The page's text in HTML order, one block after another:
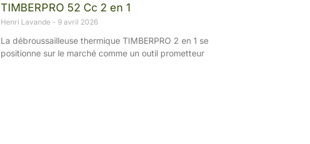
TIMBERPRO 52 Cc 2 en 1
Henri Lavande 9 avril 2026
La débroussailleuse thermique TIMBERPRO 2 en 1 se
positionne sur le marché comme un outil prometteur